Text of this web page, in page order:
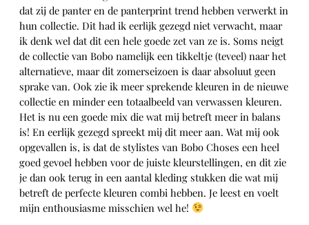
dat zij de panter en de panterprint trend hebben verwerkt in
hun collectie. Dit had ik eerlijk gezegd niet verwacht, maar
ik denk wel dat dit een hele goede zet van ze is. Soms neigt
de collectie van Bobo namelijk een tikkeltje (teveel) naar het
alternatieve, maar dit zomerseizoen is daar absoluut geen
sprake van. Ook zie ik meer sprekende kleuren in de nieuwe
collectie en minder een totaalbeeld van verwassen kleuren.
Het is nu een goede mix die wat mij betreft meer in balans
is! En eerlijk gezegd spreekt mij dit meer aan. Wat mij ook
opgevallen is, is dat de stylistes van Bobo Choses een heel
goed gevoel hebben voor de juiste kleurstellingen, en dit zie
je dan ook terug in een aantal kleding stukken die wat mij
betreft de perfecte kleuren combi hebben. Je leest en voelt
mijn enthousiasme misschien wel he!